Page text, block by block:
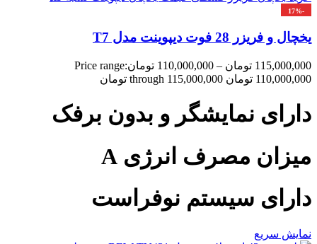
-17%
یخچال و فریزر 28 فوت دیپوینت مدل T7
115,000,000 تومان –
110,000,000 تومانPrice range:
110,000,000 تومان through 115,000,000 تومان
دارای نمایشگر و بدون برفک
میزان مصرف انرژی A
دارای سیستم نوفراست
نمایش سریع